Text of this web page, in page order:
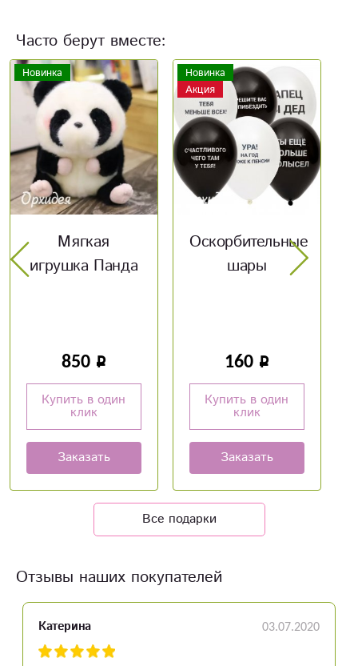
Часто берут вместе:
Новинка
Акция
Оскорбительные
шары
160
Купить в один
клик
Заказать
Мягкая
игрушка енотик
650
Купить в один
клик
Заказать
Все подарки
Отзывы наших покупателей
Катерина 03.07.2020